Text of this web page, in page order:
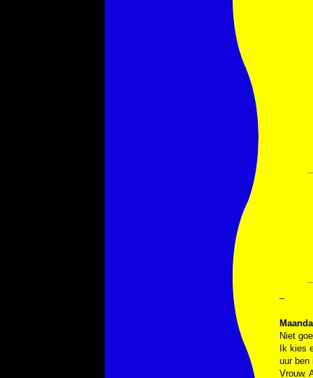
–
Niet
Ik kies
uur ben
Vrouw.